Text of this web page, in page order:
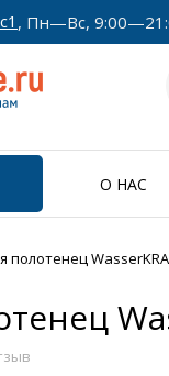
, Пн—Вс,
О НАС
полотенец